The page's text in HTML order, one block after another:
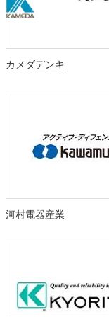
カメダデンキ
河村電器産業